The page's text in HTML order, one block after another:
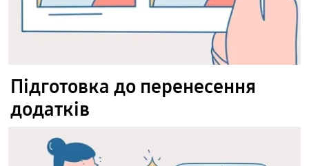
Підготовка до перенесення
додатків